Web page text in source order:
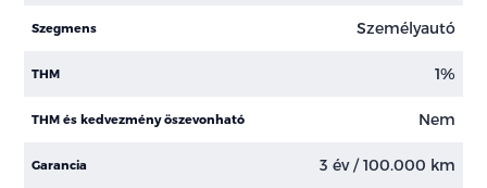
Szegmens Személyautó
THM 1%
THM és kedvezmény öszevonható Nem
Garancia 3 év / 100.000 km